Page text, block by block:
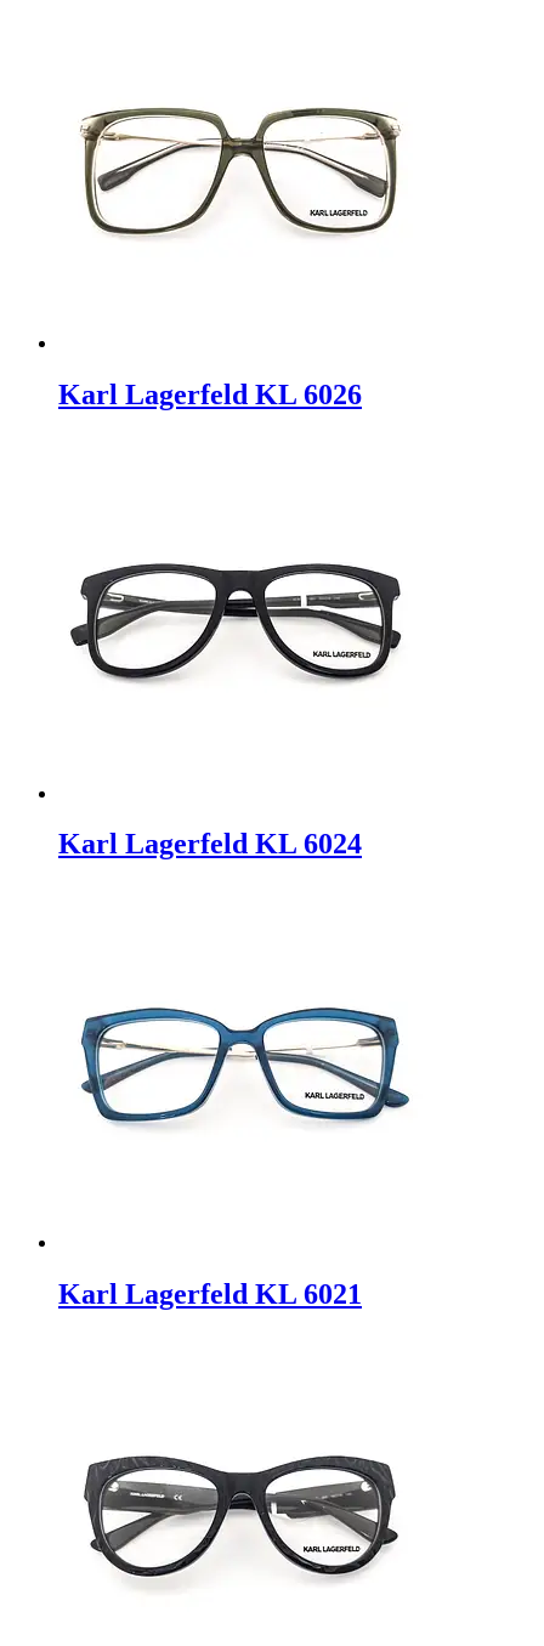
Karl Lagerfeld KL 6026
Karl Lagerfeld KL 6024
Karl Lagerfeld KL 6021